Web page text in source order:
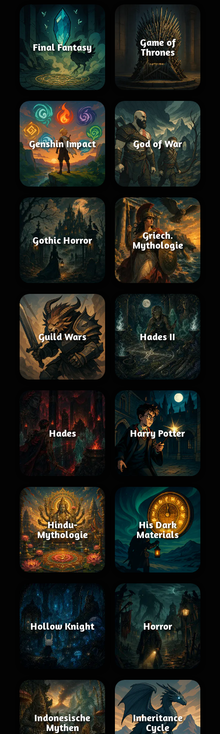
Final Fantasy
Game of
Thrones
Genshin Impact God of War
Gothic Horror
Griech.
Mythologie
Guild Wars Hades II
Hades Harry Potter
Hindu-
Mythologie
His Dark
Materials
Hollow Knight Horror
Indonesische
Mythen
Inheritance
Cycle